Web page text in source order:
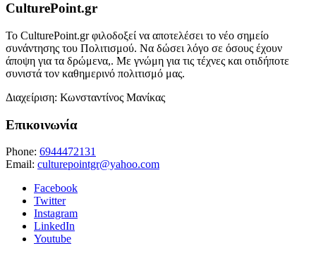
CulturePoint.gr
Το CulturePoint.gr φιλοδοξεί να αποτελέσει το νέο σημείο
συνάντησης του Πολιτισμού. Να δώσει λόγο σε όσους έχουν
άποψη για τα δρώμενα,. Με γνώμη για τις τέχνες και οτιδήποτε
συνιστά τον καθημερινό πολιτισμό μας.
Διαχείριση: Κωνσταντίνος Μανίκας
Επικοινωνία
Phone: 6944472131
Email: culturepointgr@yahoo.com
Facebook
Twitter
Instagram
LinkedIn
Youtube